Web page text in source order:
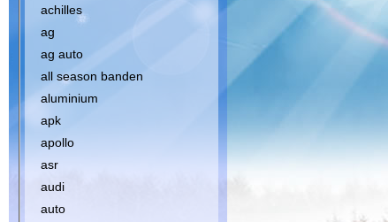
achilles
ag
ag auto
all season banden
aluminium
apk
apollo
asr
audi
auto